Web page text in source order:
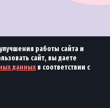
работы сайта и
сайт, вы даете
данных в соответствии с